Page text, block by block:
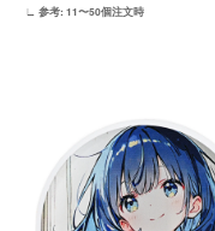
∟ 参考: 11〜50個注文時